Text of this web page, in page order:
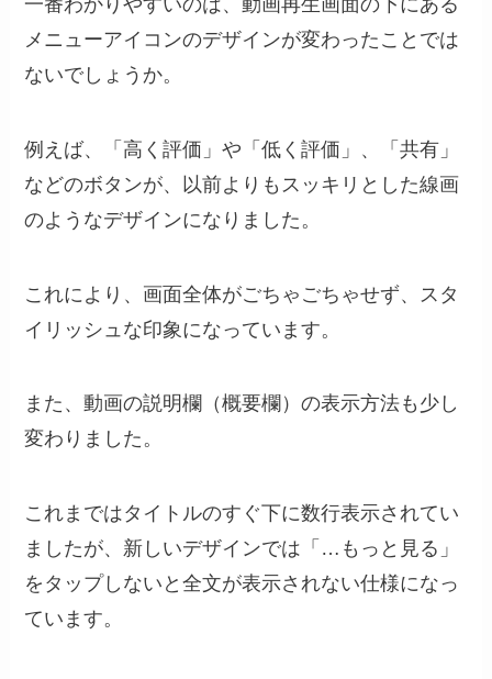
一番わかりやすいのは、動画再生画面の下にある
メニューアイコンのデザインが変わったことでは
ないでしょうか。
例えば、「高く評価」や「低く評価」、「共有」
などのボタンが、以前よりもスッキリとした線画
のようなデザインになりました。
これにより、画面全体がごちゃごちゃせず、スタ
イリッシュな印象になっています。
また、動画の説明欄（概要欄）の表示方法も少し
変わりました。
これまではタイトルのすぐ下に数行表示されてい
ましたが、新しいデザインでは「…もっと見る」
をタップしないと全文が表示されない仕様になっ
ています。